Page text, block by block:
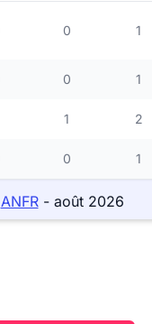
0 1
0 1
1 2
0 1
ANFR- août 2026